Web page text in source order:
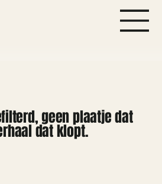
geen plaatje dat
dat klopt.